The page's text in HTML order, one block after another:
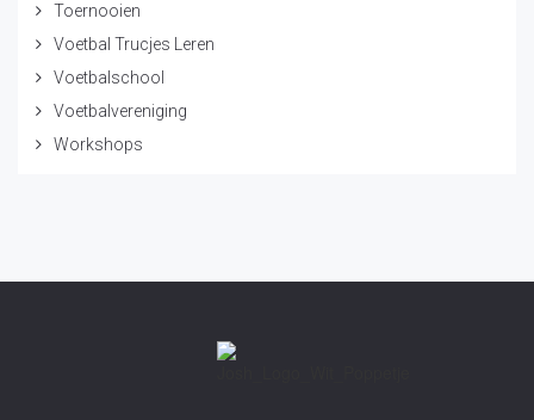
Toernooien
Voetbal Trucjes Leren
Voetbalschool
Voetbalvereniging
Workshops